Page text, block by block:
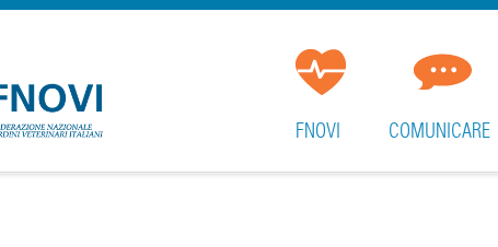
FNOVI COMUNICARE